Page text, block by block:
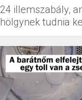
24 illemszabály,
hölgynek tudnia